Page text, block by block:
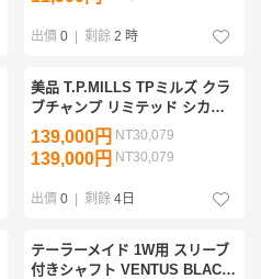
出價 0 | 剩餘 2 時
美品 T.P.MILLS TPミルズ クラ
ブチャンプ リミテッド シカモ
ア ヴィンテージ ブラック PVD
34インチ コース未使用
139,000円 NT30,079
139,000円 NT30,079
出價 0 | 剩餘 4日
テーラーメイド 1W用 スリーブ
付きシャフト VENTUS BLACK